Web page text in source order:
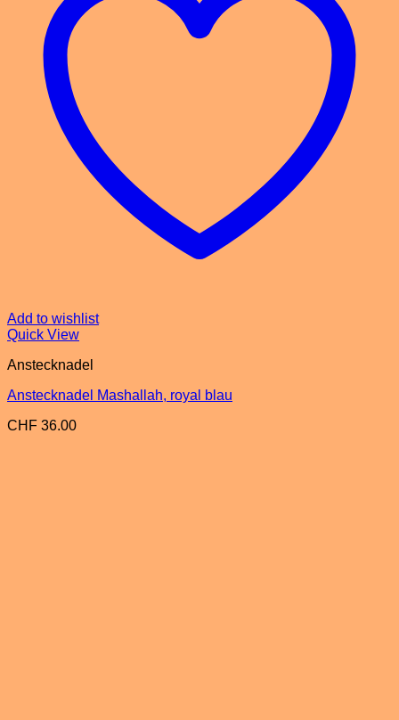
Add to wishlist
Quick View
Anstecknadel
Anstecknadel Mashallah, royal blau
CHF 36.00